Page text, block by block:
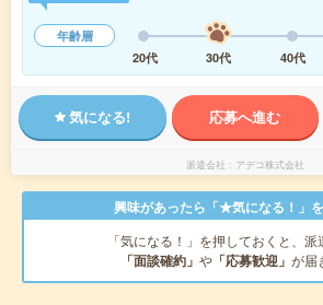
年齢層
20代
30代 40代
気になる! 応募へ進む
派遣会社 アデコ株式会社
興味があったら「★気になる！」を
「気になる！」を押しておくと、派
「面談確約」 や 「応募歓迎」 が届